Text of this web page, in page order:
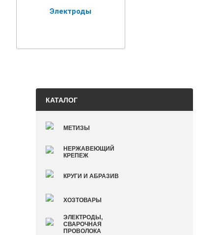
КАТАЛОГ
МЕТИЗЫ
НЕРЖАВЕЮЩИЙ
КРЕПЕЖ
КРУГИ И АБРАЗИВ
ХОЗТОВАРЫ
ЭЛЕКТРОДЫ,
СВАРОЧНАЯ
ПРОВОЛОКА
Электроды